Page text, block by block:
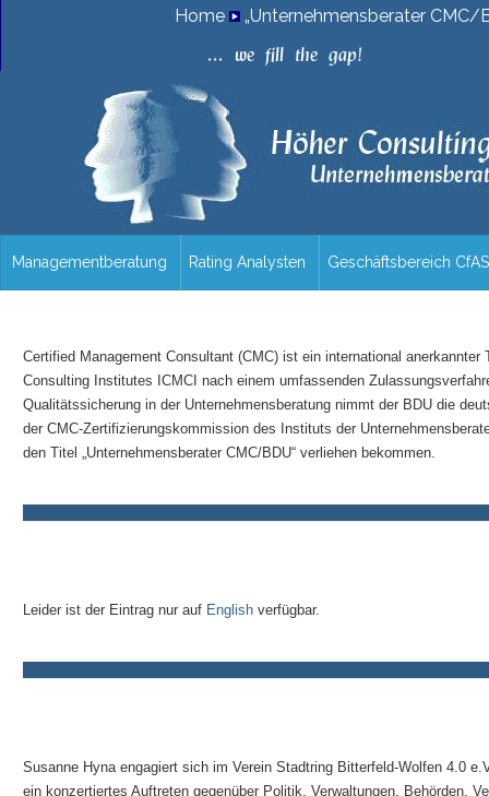
Home „Unternehmensberater CMC/
... we fill the gap!
Managementberatung Rating Analysten Geschäftsbereich CfAS
Certified Management Consultant (CMC) ist ein international
Consulting Institutes ICMCI nach einem umfassenden
Qualitätssicherung in der Unternehmensberatung nimmt der BDU die
der CMC-Zertifizierungskommission des Instituts der
den Titel „Unternehmensberater CMC/BDU“ verliehen bekommen.
Leider ist der Eintrag nur auf English verfügbar.
Susanne Hyna engagiert sich im Verein Stadtring Bitterfeld-Wolfen 4.0
ein konzertiertes Auftreten gegenüber Politik, Verwaltungen, Behörden,